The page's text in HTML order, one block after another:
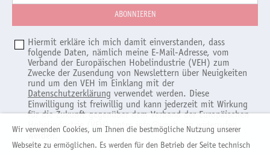
Hiermit erkläre ich mich damit einverstanden, dass
folgende Daten, nämlich meine E-Mail-Adresse, vom
Verband der Europäischen Hobelindustrie (VEH) zum
Zwecke der Zusendung von Newslettern über Neuigkeiten
rund um den VEH im Einklang mit der
Datenschutzerklärung verwendet werden. Diese
Einwilligung ist freiwillig und kann jederzeit mit Wirkung
für die Zukunft gegenüber dem Verband der Europäischen
Hobelindustrie (VEH) unterinfo@veuh.orgwiderrufen
Wir verwenden Cookies, um Ihnen die bestmögliche Nutzung unserer
Webseite zu ermöglichen. Es werden für den Betrieb der Seite technisch